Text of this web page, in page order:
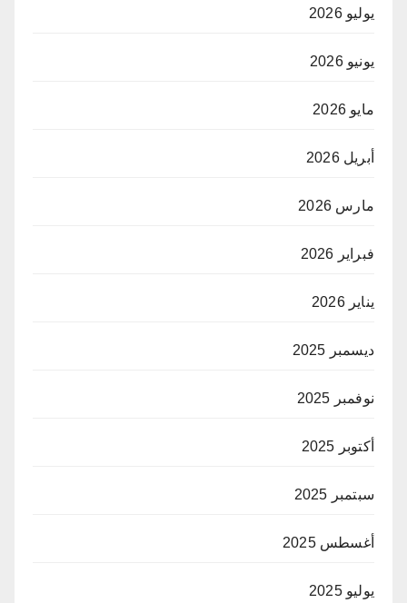
يوليو 2026
يونيو 2026
مايو 2026
أبريل 2026
مارس 2026
فبراير 2026
يناير 2026
ديسمبر 2025
نوفمبر 2025
أكتوبر 2025
سبتمبر 2025
أغسطس 2025
يوليو 2025